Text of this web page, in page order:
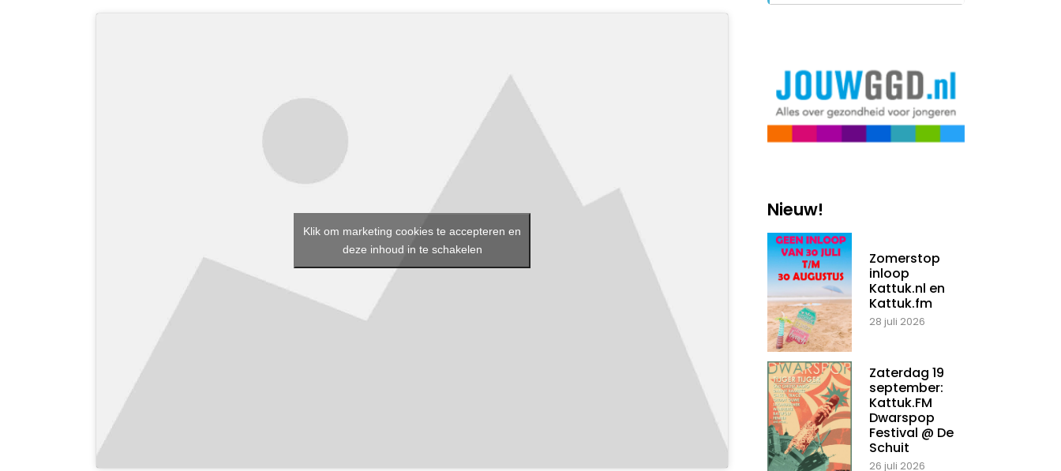
Klik om marketing cookies te accepteren en
deze inhoud in te schakelen
Nieuw!
Zomerstop
inloop
Kattuk.nl en
Kattuk.fm
28 juli 2026
Zaterdag 19
september:
Kattuk.FM
Dwarspop
Festival @ De
Schuit
26 juli 2026